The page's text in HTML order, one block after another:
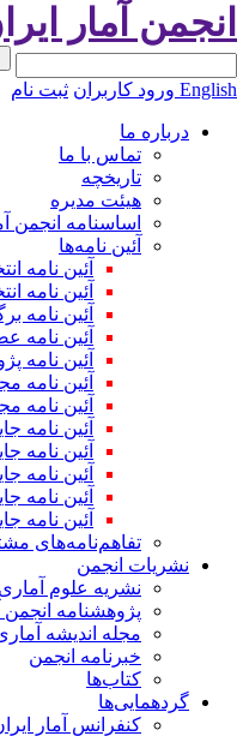
آمار
ورود کاربران ثبت نام
درباره ما
تماس با ما
تاریخچه
هیئت مدیره
اساسنامه انجمن
آئین نامه‌ها
آئین نامه
آئین نامه
آئین نامه
آئین نامه
آئین نامه
آئین نامه
آئین نامه
آئین‌ نامه
آئین نامه
آئین نامه
آئین نامه
آئین نامه
تفاهم‌نامه‌های
نشریات انجمن
نشریه علوم آماری
پژوهشنامه انجمن
مجله اندیشه آماری
خبرنامه انجمن
کتاب‌ها
گردهمایی‌ها
کنفرانس آمار ایران